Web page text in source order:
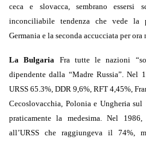
ceca e slovacca, sembrano essersi
inconciliabile tendenza che vede la
Germania e la seconda accucciata per
La Bulgaria Fra tutte le nazioni
dipendente dalla “Madre Russia”. Nel
URSS 65.3%, DDR 9,6%, RFT 4,45%,
Cecoslovacchia, Polonia e Ungheria
praticamente la medesima. Nel
all’URSS che raggiungeva il 74%,